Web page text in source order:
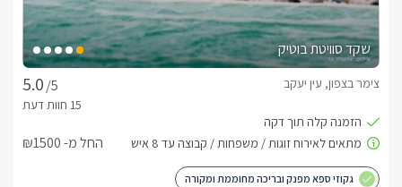
שקד סוויטת בוטיק
/5
צימר בצפון, עין יעקב
החל מ- ₪1500
גקוזי ספא מפנק ובריכה מחוממת ומקורה